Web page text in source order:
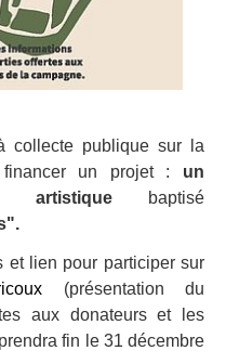
collecte publique sur la
financer un projet : un
artistiquebaptisé
et lien pour participer sur
(présentation du
aux donateurs et les
fin le 31 décembre